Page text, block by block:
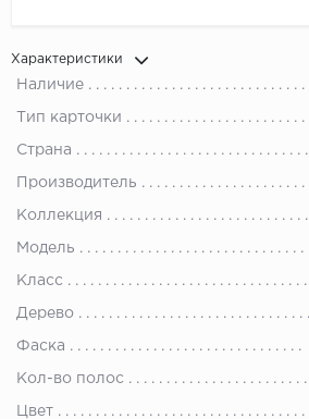
Характеристики
Наличие
Тип карточки
Страна
Производитель
Коллекция
Модель
Класс
Дерево
Фаска
Кол-во полос
Цвет